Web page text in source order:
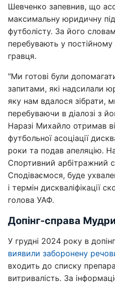
Шевченко запевнив, що
максимальну юридичну
футболісту. За його
перебувають у
гравця.
"Ми готові були
запитами, які надсилали
яку нам вдалося зібрати,
перебуваючи в діалозі з
Наразі Михайло отримав
футбольної асоціації
роки та подав апеляцію.
Спортивний арбітражний
Сподіваємося, буде
і термін дискваліфікації
голова УАФ.
Допінг-справа
У грудні 2024 року в
виявили заборонену
входить до списку
витривалість. За